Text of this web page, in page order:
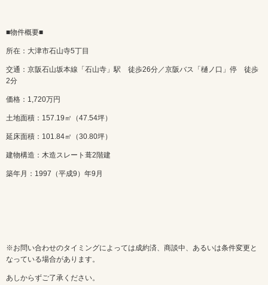
■物件概要■
所在：大津市石山寺5丁目
交通：京阪石山坂本線「石山寺」駅 徒歩26分／京阪バス「樋ノ口」停 徒歩
2分
価格：1,720万円
土地面積：157.19㎡（47.54坪）
延床面積：101.84㎡（30.80坪）
建物構造：木造スレート葺2階建
築年月：1997（平成9）年9月
※お問い合わせのタイミングによっては成約済、商談中、あるいは条件変更と
なっている場合があります。
あしからずご了承ください。